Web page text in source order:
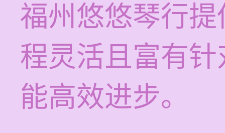
福州悠悠琴行
程灵活且富有
能高效进步。